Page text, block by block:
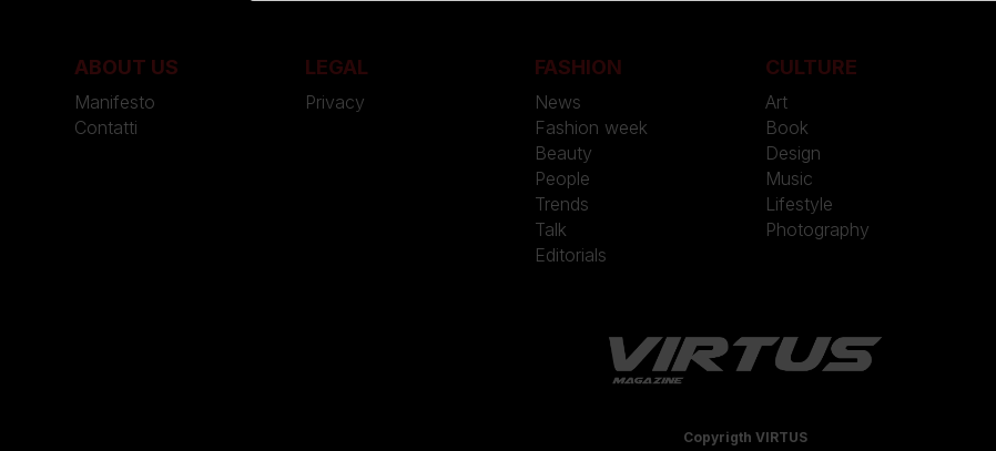
ABOUT US
Manifesto
Contatti
LEGAL
Privacy
FASHION
News
Fashion week
Beauty
People
Trends
Talk
Editorials
CULTURE
Art
Book
Design
Music
Lifestyle
Photography
Copyrigth VIRTUS